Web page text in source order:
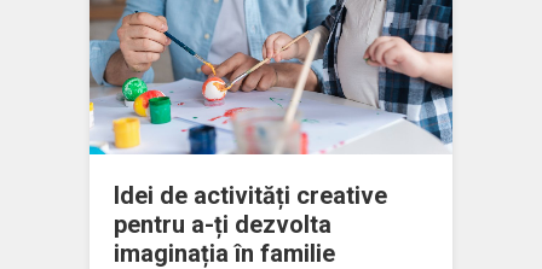
Idei de activități creative
pentru a-ți dezvolta
imaginația în familie